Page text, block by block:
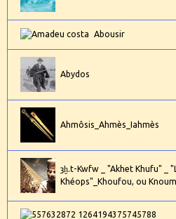
Abousir
Abydos
Ahmôsis_Ahmès_Iahmès
ȝḫ.t-Kwfw _ "Akhet Khufu" _
Khéops"_Khoufou, ou